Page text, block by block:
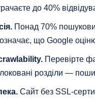
до 40%
Понад 70%
означає, що Google
crawlability. Перевірте
розділи —
Сайт без SSL-